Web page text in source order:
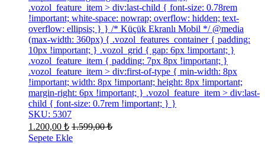
.vozol_feature_item > div:last-child { font-size: 0.78rem
!important; white-space: nowrap; overflow: hidden; text-
overflow: ellipsis; } } /* Küçük Ekranlı Mobil */ @media
(max-width: 360px) { .vozol_features_container { padding:
10px !important; } .vozol_grid { gap: 6px !important; }
.vozol_feature_item { padding: 7px 8px !important; }
.vozol_feature_item > div:first-of-type { min-width: 8px
!important; width: 8px !important; height: 8px !important;
margin-right: 6px !important; } .vozol_feature_item > div:last-
child { font-size: 0.7rem !important; } }
SKU: 5307
1.200,00 ₺ 1.599,00₺
Sepete Ekle